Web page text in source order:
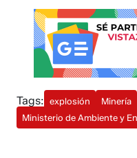
Tags: explosión Minería
Ministerio de Ambiente y